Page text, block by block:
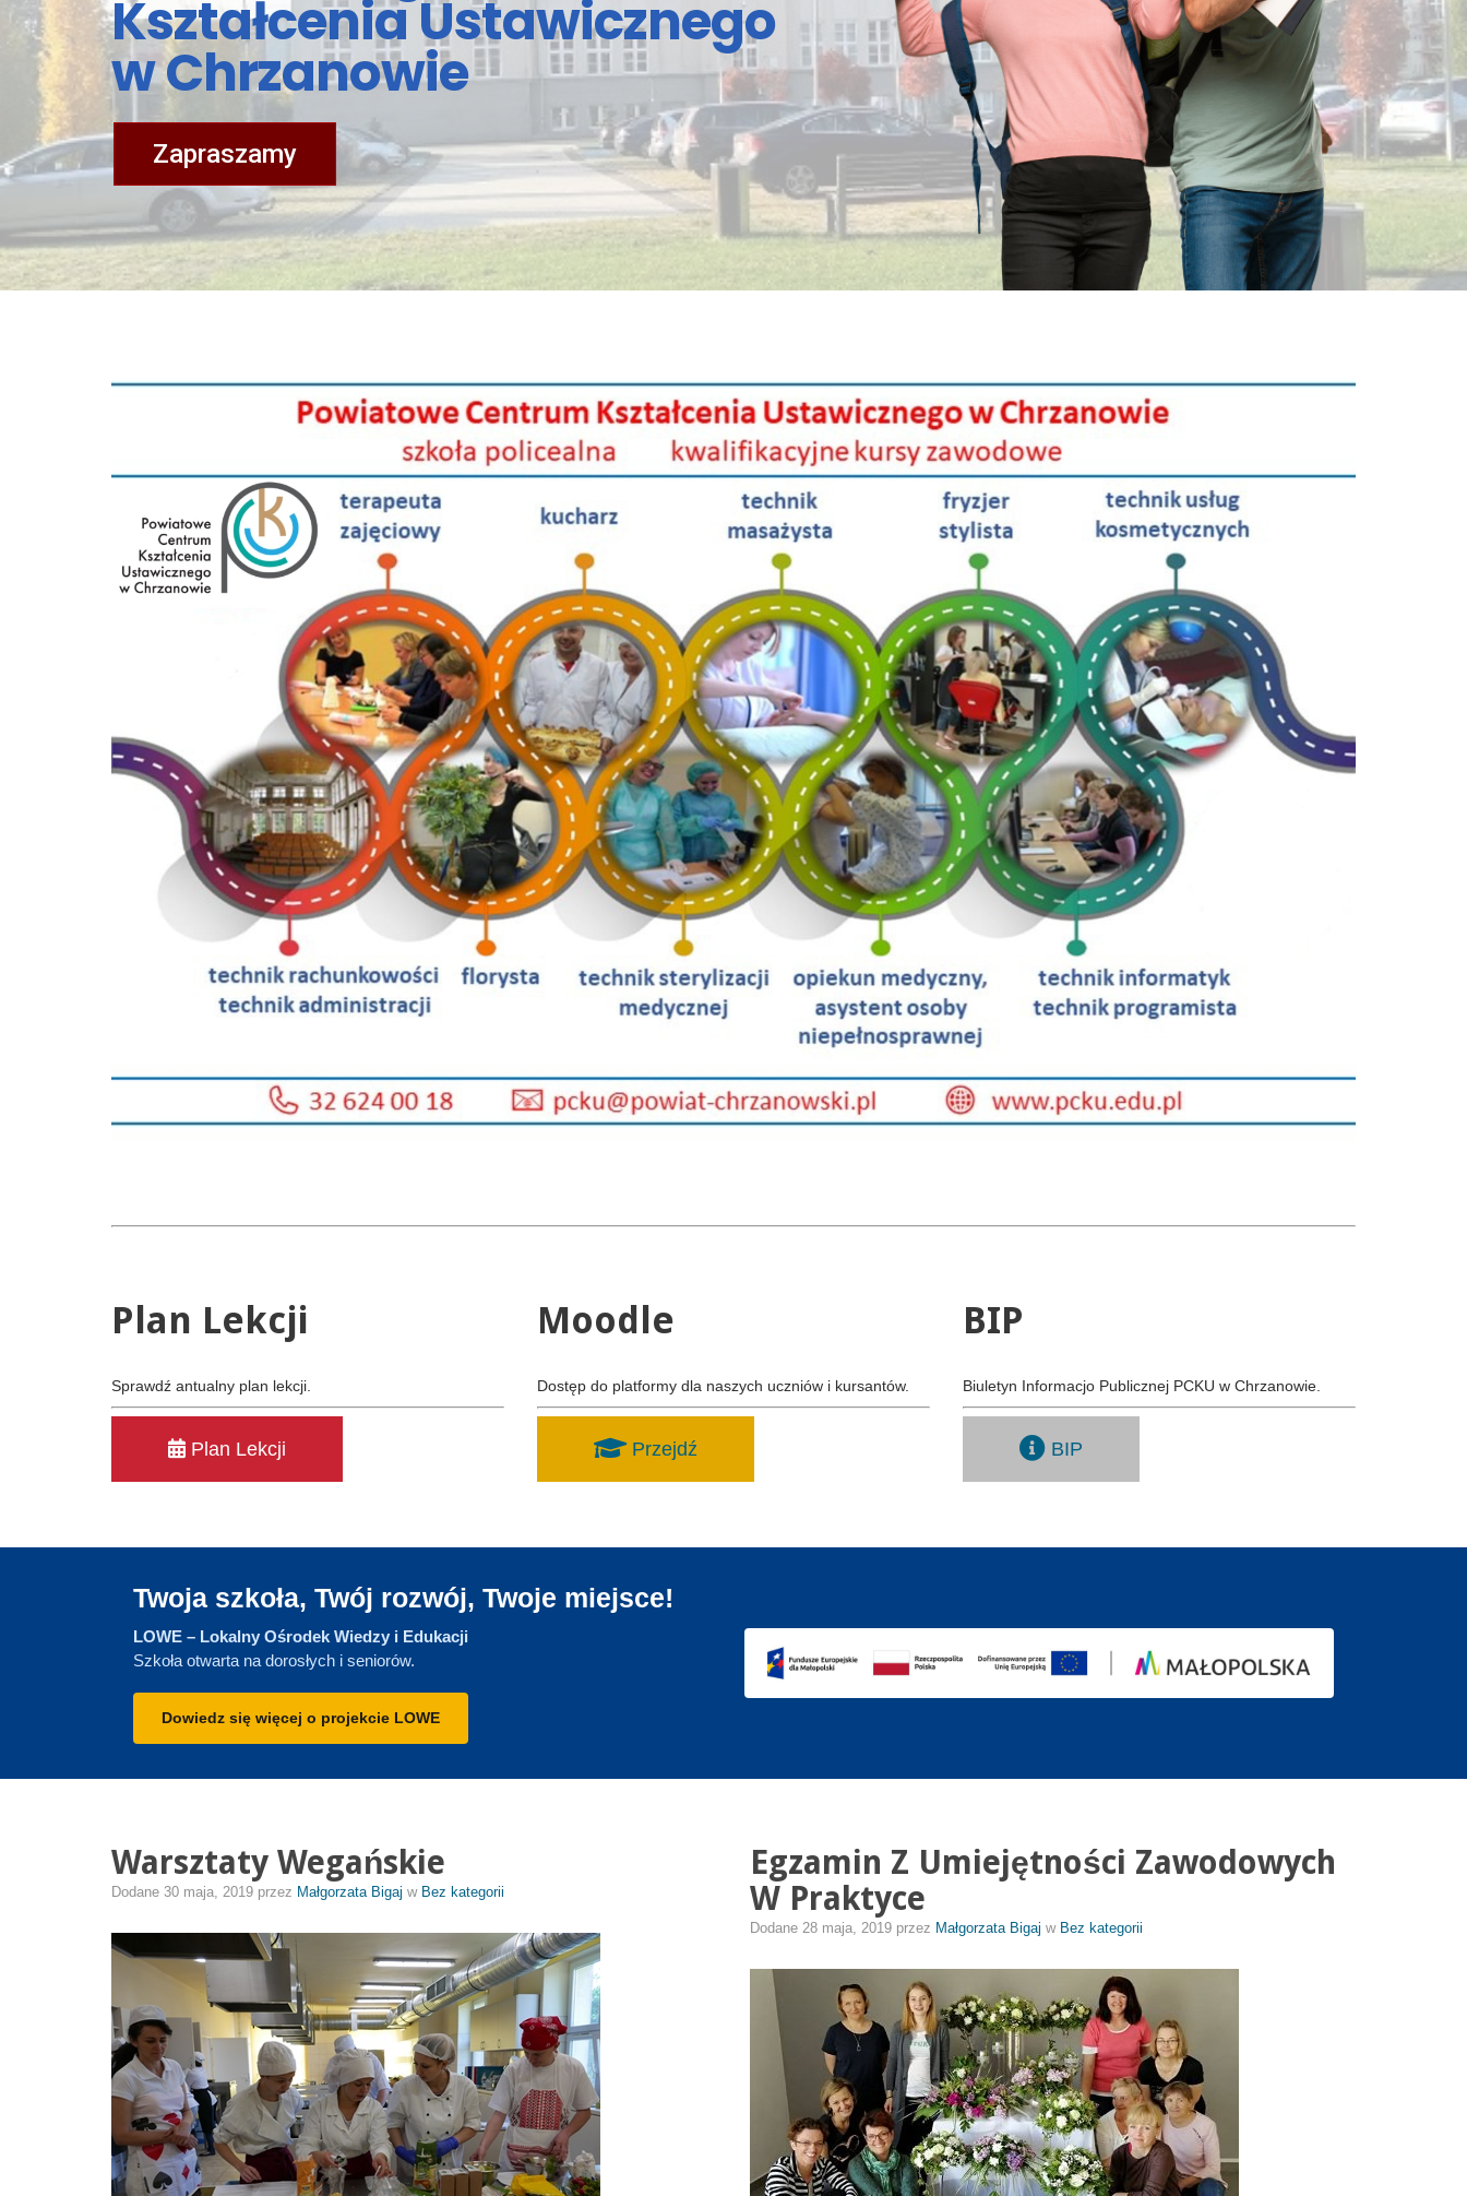
Kształcenia Ustawicznego
w Chrzanowie
Zapraszamy
Plan Lekcji
Sprawdź antualny plan lekcji.
Plan Lekcji
Moodle
Dostęp do platformy dla naszych uczniów i kursantów.
Przejdź
BIP
Biuletyn Informacjo Publicznej PCKU w Chrzanowie.
BIP
Twoja szkoła, Twój rozwój, Twoje miejsce!
LOWE – Lokalny Ośrodek Wiedzy i Edukacji
Szkoła otwarta na dorosłych i seniorów.
Dowiedz się więcej o projekcie LOWE
Warsztaty Wegańskie
Dodane 30 maja, 2019 przez Małgorzata Bigaj w Bez kategorii
Egzamin Z Umiejętności Zawodowych
W Praktyce
Dodane 28 maja, 2019 przez Małgorzata Bigaj w Bez kategorii